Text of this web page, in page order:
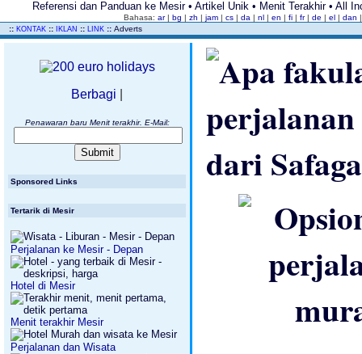
Referensi dan Panduan ke Mesir • Artikel Unik • Menit Terakhir • All
Bahasa: ar | bg | zh | jam | cs | da | nl | en | fi | fr | de | el | dan
:: KONTAK :: IKLAN :: LINK :: Adverts
Berbagi
Penawaran baru Menit terakhir. E-Mail:
Sponsored Links
Tertarik di Mesir
Perjalanan ke Mesir - Depan
Hotel di Mesir
Menit terakhir Mesir
Perjalanan dan Wisata